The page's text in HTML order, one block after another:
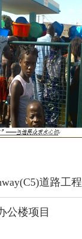
道路工程
公楼项目